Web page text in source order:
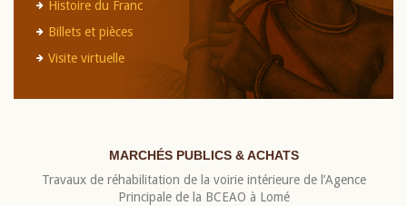
Histoire du Franc
Billets et pièces
Visite virtuelle
MARCHÉS PUBLICS & ACHATS
Travaux de réhabilitation de la voirie intérieure de l’Agence
Principale de la BCEAO à Lomé